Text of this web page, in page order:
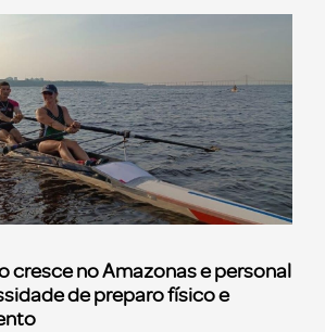
cresce no Amazonas e personal
de preparo físico e